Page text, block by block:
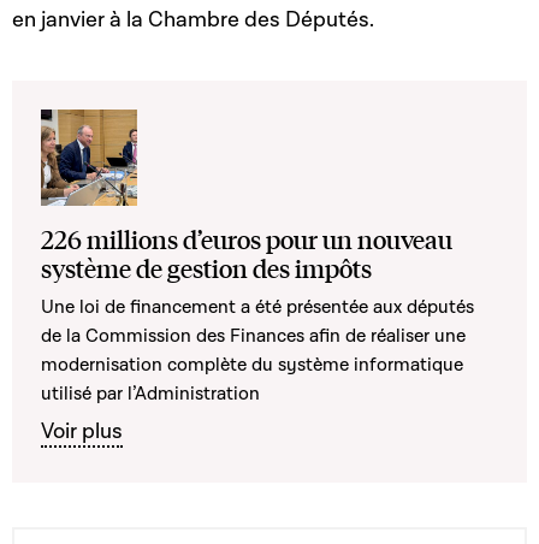
en janvier à la Chambre des Députés.
226 millions d’euros pour un nouveau
système de gestion des impôts
Une loi de financement a été présentée aux députés
de la Commission des Finances afin de réaliser une
modernisation complète du système informatique
utilisé par l’Administration
Voir plus